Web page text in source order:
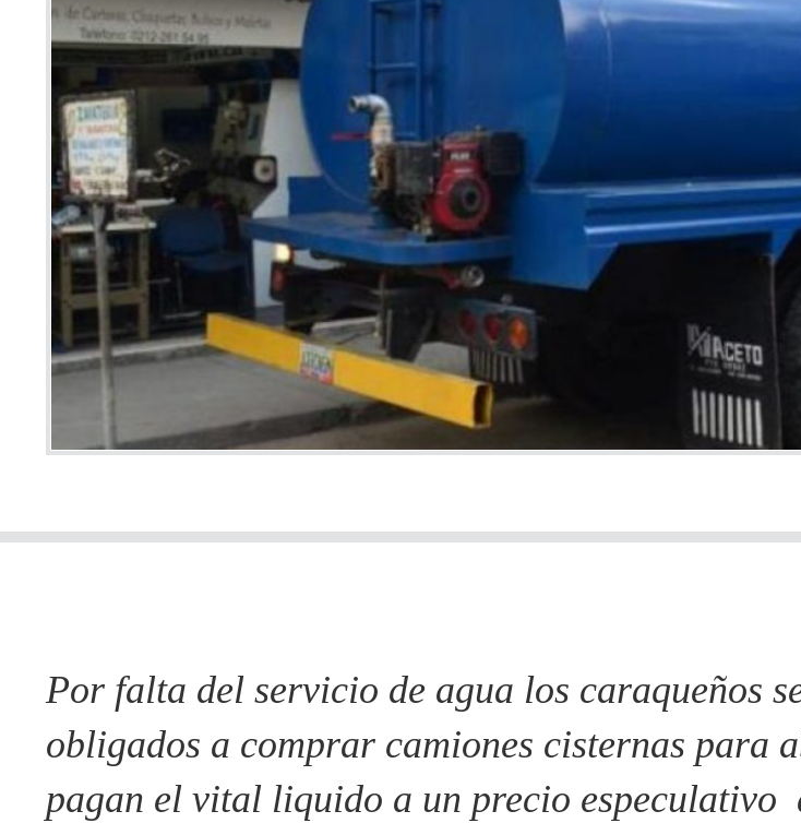
Por falta del servicio de agua los caraqueños
obligados a comprar camiones cisternas para
pagan el vital liquido a un precio especulativo